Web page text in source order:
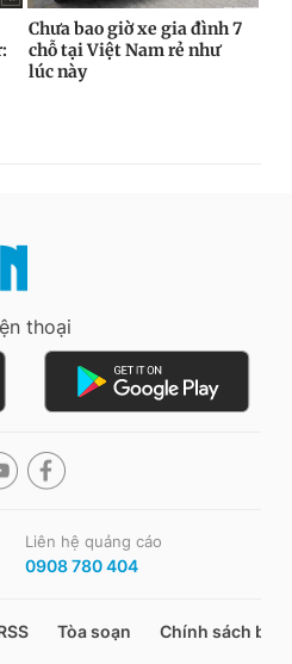
thoại
Liên hệ quảng cáo
0908 780 404
Tòa soạn Chính sách bảo